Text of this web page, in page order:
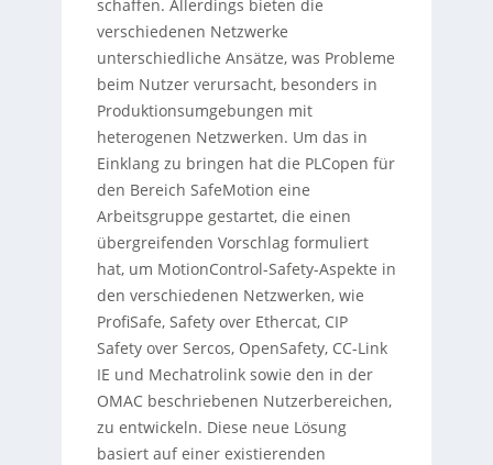
schaffen. Allerdings bieten die
verschiedenen Netzwerke
unterschiedliche Ansätze, was Probleme
beim Nutzer verursacht, besonders in
Produktionsumgebungen mit
heterogenen Netzwerken. Um das in
Einklang zu bringen hat die PLCopen für
den Bereich SafeMotion eine
Arbeitsgruppe gestartet, die einen
übergreifenden Vorschlag formuliert
hat, um MotionControl-Safety-Aspekte in
den verschiedenen Netzwerken, wie
ProfiSafe, Safety over Ethercat, CIP
Safety over Sercos, OpenSafety, CC-Link
IE und Mechatrolink sowie den in der
OMAC beschriebenen Nutzerbereichen,
zu entwickeln. Diese neue Lösung
basiert auf einer existierenden